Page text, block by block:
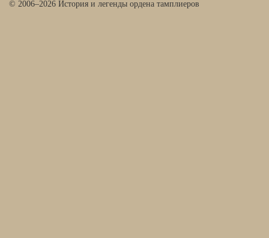
© 2006–2026 История и легенды ордена тамплиеров